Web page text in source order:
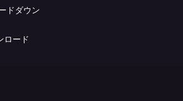
ドダウン
ロード